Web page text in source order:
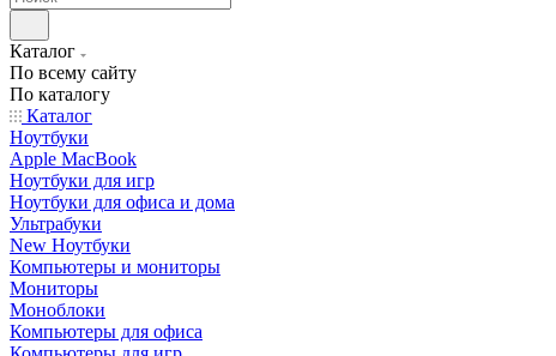
Каталог
По всему сайту
По каталогу
Каталог
Ноутбуки
Apple MacBook
Ноутбуки для игр
Ноутбуки для офиса и дома
Ультрабуки
New Ноутбуки
Компьютеры и мониторы
Мониторы
Моноблоки
Компьютеры для офиса